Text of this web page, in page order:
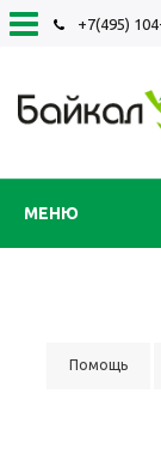
+7(495)
МЕНЮ
Помощь